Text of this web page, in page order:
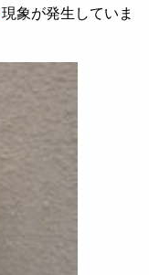
現象が発生していま